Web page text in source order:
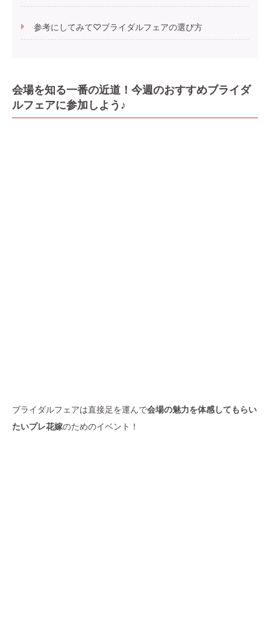
参考にしてみて♡ブライダルフェアの選び方
会場を知る一番の近道！今週のおすすめブライダ
ルフェアに参加しよう♪
ブライダルフェアは直接足を運んで会場の魅力を体感してもらい
たいプレ花嫁のためのイベント！